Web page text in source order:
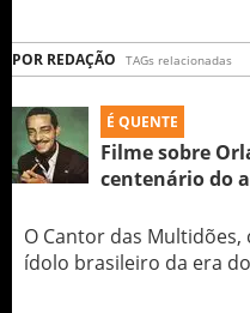
POR REDAÇÃO TAGs relacionadas
É QUENTE
Filme sobre
centenário do
O Cantor das
ídolo brasileiro da era